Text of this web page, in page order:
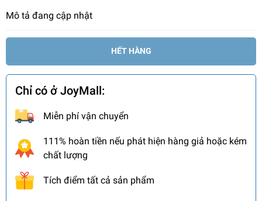
Mô tả đang cập nhật
HẾT HÀNG
Chỉ có ở JoyMall:
Miễn phí vận chuyển
111% hoàn tiền nếu phát hiện hàng giả hoặc kém
chất lượng
Tích điểm tất cả sản phẩm